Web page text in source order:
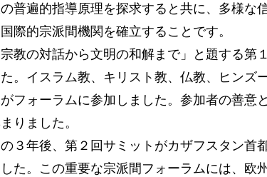
普遍的指導原理を探求すると共に、多様な
際的宗派間機関を確立することです。
宗教の対話から文明の和解まで」と題する
た。イスラム教、キリスト教、仏教、ヒンズ
フォーラムに参加しました。参加者の善意
りました。
３年後、第２回サミットがカザフスタン首
した。この重要な宗派間フォーラムには、欧